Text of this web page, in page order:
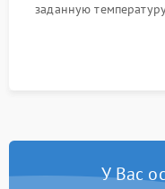
заданную
компрессора,
срабатывания
У Вас